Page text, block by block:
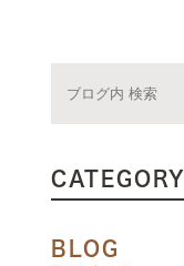
CATEGORY
BLOG